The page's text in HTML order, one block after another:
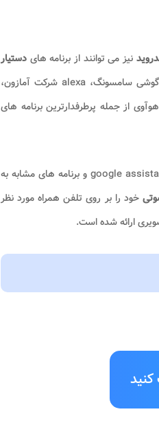
نیز می توانند از برنامه های دستیار
که شرکت گوگل، آمازون و ... توسعه دادند، استفاده کنند. به طور اختصاصی برنامه bixby برای گوشی سامسونگ، alexa شرکت آمازون،
از google assistant و برنامه های مشابه به
خود را بر روی تلفن همراه مورد نظر
ارائه شده است.